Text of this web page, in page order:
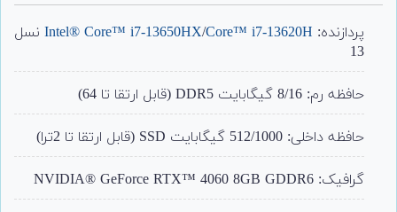
مشتری
پردازنده: Intel® Core™ i7-13650HX/Core™ i7-13620H
نسل
13
حافظه رم: 8/16 گیگابایت DDR5 (قابل ارتقا تا 64)
حافظه داخلی: 512/1000 گیگابایت SSD (قابل ارتقا تا 2ترا)
گرافیک: NVIDIA® GeForce RTX™ 4060 8GB GDDR6